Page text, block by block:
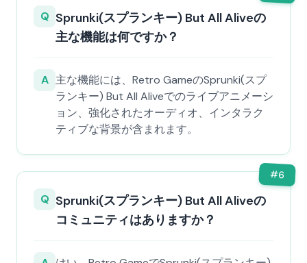
Q Sprunki(スプランキー) But All Aliveの
主な機能は何ですか？
A 主な機能には、Retro GameのSprunki(スプ
ランキー) But All Aliveでのライブアニメーシ
ョン、強化されたオーディオ、インタラク
ティブな背景が含まれます。
#6
Q Sprunki(スプランキー) But All Aliveの
コミュニティはありますか？